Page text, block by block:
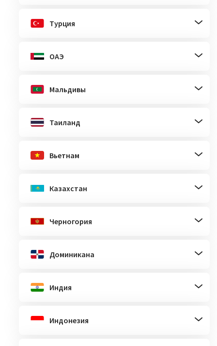
Турция
ОАЭ
Мальдивы
Таиланд
Вьетнам
Казахстан
Черногория
Доминикана
Индия
Индонезия